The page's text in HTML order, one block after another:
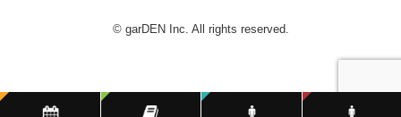
© garDEN Inc. All rights reserved.